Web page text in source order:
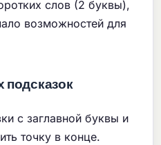
слов (2 буквы),
возможностей для
с заглавной буквы и
точку в конце.